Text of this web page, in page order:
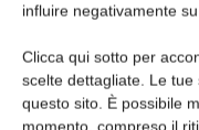
influire negativamente
Clicca qui sotto per
scelte dettagliate. Le
questo sito. È possibile